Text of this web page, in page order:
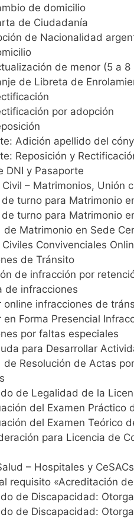
de domicilio
de Ciudadanía
de Nacionalidad
de menor (5 a 8
de Libreta de
por adopción
Adición apellido del
Reposición y
DNI y Pasaporte
Civil – Matrimonios, Unión
de turno para Matrimonio
de turno para Matrimonio
de Matrimonio en Sede
Convivenciales
de Tránsito
de infracción por
de infracciones
online infracciones de
en Forma Presencial
por faltas especiales
para Desarrollar
de Resolución de Actas
de Legalidad de la
del Examen Práctico
del Examen Teórico
para Licencia de
– Hospitales y CeSACs
requisito «Acreditación
de Discapacidad:
de Discapacidad: